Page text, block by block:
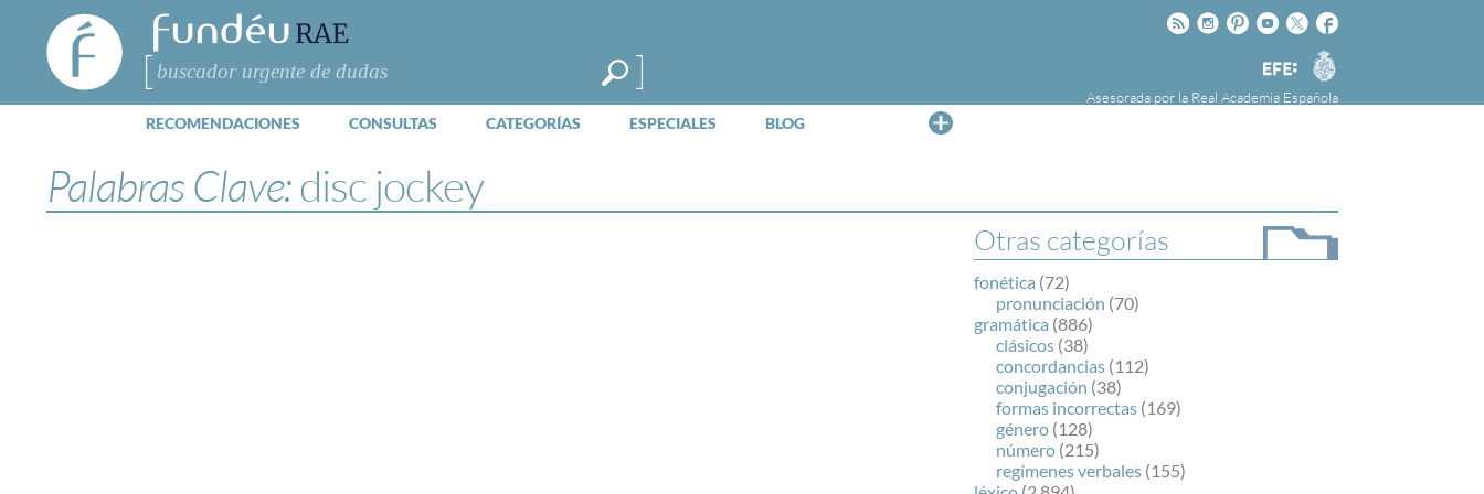
FundéuRAE
- Fundación
del Español
Urgente
Buscar
Facebook
Twitter
Youtube
Pinteres
Instagram
Rss
Agencia
EFE
Asesorada por la Real Academia Española
RECOMENDACIONES CONSULTAS CATEGORÍAS ESPECIALES BLOG
la Agencia Efe y la Real Academia Española,
cuyo objetivo es colaborar con el buen uso del
español en los medios de comunicación y en
Internet.
Palabras Clave:disc jockey
Otras categorías
fonética (72)
pronunciación (70)
gramática (886)
clásicos (38)
concordancias (112)
conjugación (38)
formas incorrectas (169)
género (128)
número (215)
regímenes verbales (155)